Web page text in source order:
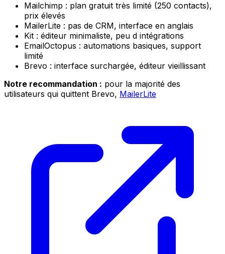
Mailchimp : plan gratuit très limité (250 contacts),
prix élevés
MailerLite : pas de CRM, interface en anglais
Kit : éditeur minimaliste, peu d intégrations
EmailOctopus : automations basiques, support
limité
Brevo : interface surchargée, éditeur vieillissant
Notre recommandation : pour la majorité des
utilisateurs qui quittent Brevo, MailerLite